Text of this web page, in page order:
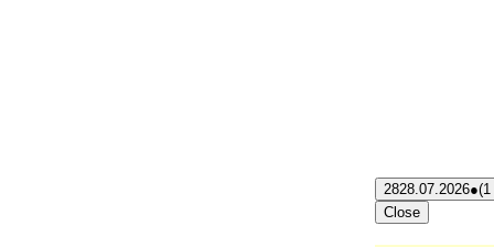
2828.07.2026●(1
Close